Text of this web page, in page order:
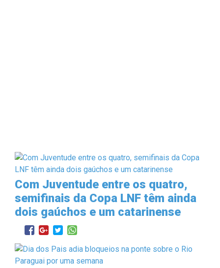
Com Juventude entre os quatro,
semifinais da Copa LNF têm ainda
dois gaúchos e um catarinense